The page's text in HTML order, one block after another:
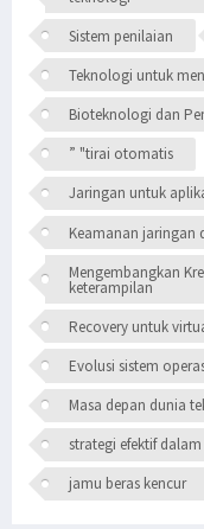
Sistem penilaian
Teknologi untuk
Bioteknologi dan
” "tirai otomatis
Jaringan untuk
Keamanan jaringan
Mengembangkan
keterampilan
Recovery untuk
Evolusi sistem
Masa depan dunia
strategi efektif
jamu beras kencur